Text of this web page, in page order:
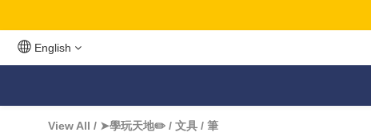
English
View All / ➤學玩天地✏️ / 文具 / 筆